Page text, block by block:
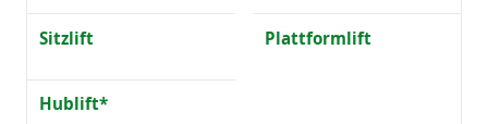
Sitzlift Plattformlift
Hublift*